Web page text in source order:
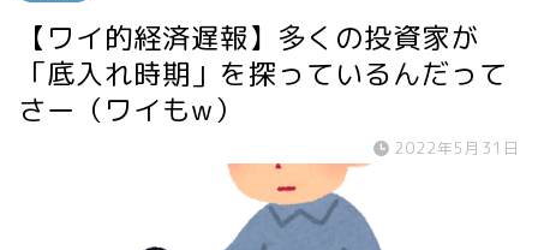
【ワイ的経済遅報】多くの投資家が
「底入れ時期」を探っているんだって
さー（ワイもw）
2022年5月31日